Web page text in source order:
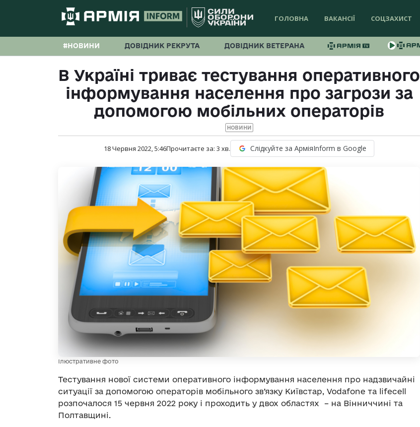
ГОЛОВНА ВАКАНСІЇ СОЦЗАХИСТ
#НОВИНИ ДОВІДНИК РЕКРУТА ДОВІДНИК ВЕТЕРАНА
В Україні триває тестування оперативного
інформування населення про загрози за
допомогою мобільних операторів
НОВИНИ
18 Червня 2022, 5:46Прочитаєте за: 3 хв. Слідкуйте за АрміяInform в Google
Ілюстративне фото
Тестування нової системи оперативного інформування населення про надзвичайні
ситуації за допомогою операторів мобільного зв’язку Київстар, Vodafone та lifecell
розпочалося 15 червня 2022 року і проходить у двох областях – на Вінниччині та
Полтавщині.